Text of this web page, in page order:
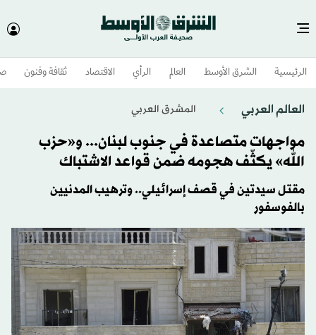
الرئيسية الشرق الأوسط​ العالم الرأي الاقتصاد ثقافة وفنون
العالم العربي المشرق العربي
مواجهات متصاعدة في جنوب لبنان... و«حزب
الله» يكثّف هجومه ضمن قواعد الاشتباك
مقتل سيدتين في قصف إسرائيلي.. وترهيب المدنيين
بالفوسفور